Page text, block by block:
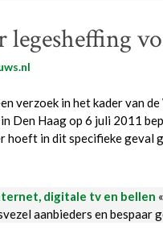
legesheffing
verzoek in het kader van
Haag op 6 juli 2011
hoeft in dit specifieke geval
digitale tv en bellen «
aanbieders en bespaar